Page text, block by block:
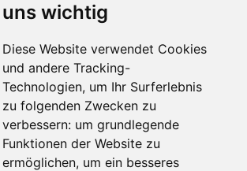
uns wichtig
Diese Website verwendet Cookies
und andere Tracking-
Technologien, um Ihr Surferlebnis
zu folgenden Zwecken zu
verbessern: um grundlegende
Funktionen der Website zu
ermöglichen, um ein besseres
Qualitätsaussage
Kontakt
Vertriebspartnerfinder
Häufig gestellte Fragen
Datenschutz-Bestimmungen
Nutzungsbedingungen
Richtlinien/AGBs